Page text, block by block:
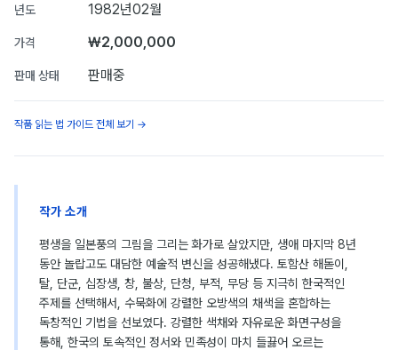
년도 1982년02월
가격 ₩2,000,000
판매 상태 판매중
작품 읽는 법 가이드 전체 보기 →
작가 소개
평생을 일본풍의 그림을 그리는 화가로 살았지만, 생애 마지막 8년
동안 놀랍고도 대담한 예술적 변신을 성공해냈다. 토함산 해돋이,
탈, 단군, 십장생, 창, 불상, 단청, 부적, 무당 등 지극히 한국적인
주제를 선택해서, 수묵화에 강렬한 오방색의 채색을 혼합하는
독창적인 기법을 선보였다. 강렬한 색채와 자유로운 화면구성을
통해, 한국의 토속적인 정서와 민족성이 마치 들끓어 오르는